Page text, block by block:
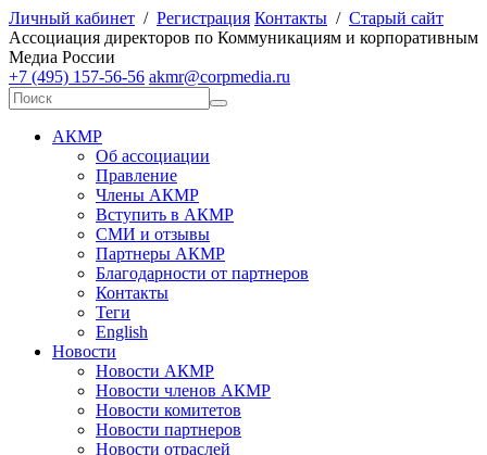
Личный кабинет / Регистрация Контакты / Старый сайт
Ассоциация директоров по Коммуникациям и корпоративным
Медиа России
+7 (495) 157-56-56 akmr@corpmedia.ru
АКМР
Об ассоциации
Правление
Члены АКМР
Вступить в АКМР
СМИ и отзывы
Партнеры АКМР
Благодарности от партнеров
Контакты
Теги
English
Новости
Новости АКМР
Новости членов АКМР
Новости комитетов
Новости партнеров
Новости отраслей